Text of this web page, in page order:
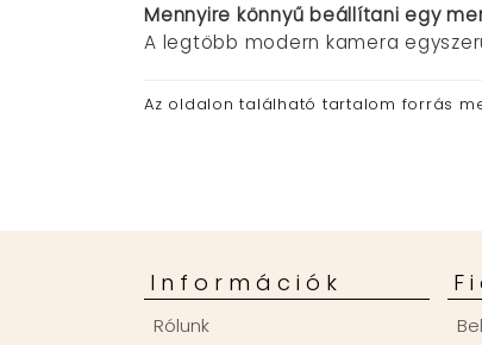
Mennyire könnyű beállítani egy
A legtöbb modern kamera
Az oldalon található tartalom forrás
Információk
Rólunk